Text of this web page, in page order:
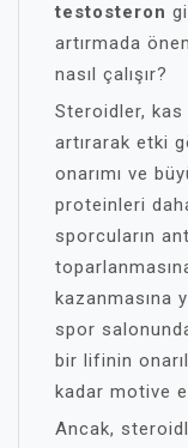
testosteron
artırmada
nasıl çalışır?
Steroidler,
artırarak etki
onarımı ve
proteinleri
sporcuların
kazanmasına
spor
bir lifinin
kadar motive
Ancak,